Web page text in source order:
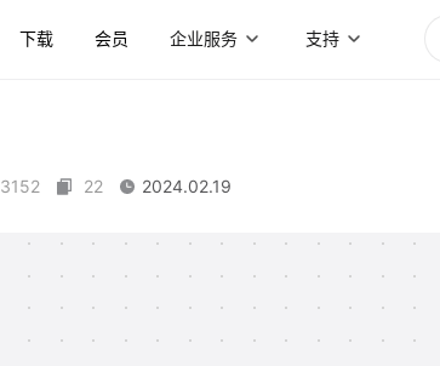
下载 会员 企业服务 支持
3152 22 2024.02.19